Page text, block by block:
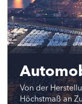
Von der
Höchstmaß an